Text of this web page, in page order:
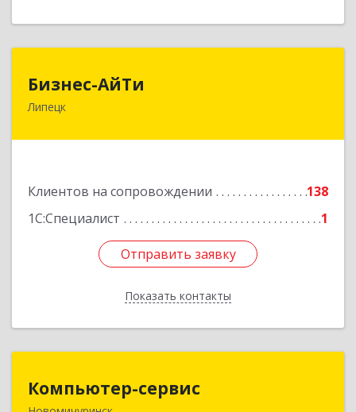
Бизнес-АйТи
Липецк
Клиентов на сопровождении
138
1С:Специалист
1
Отправить заявку
Показать контакты
398008, Липецкая обл, Липецк г, 50 лет НЛМК
Отправить заявку
Назад
Компьютер-сервис